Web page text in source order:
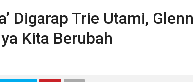
Digarap Trie Utami, Glenn
Kita Berubah